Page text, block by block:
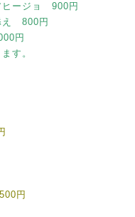
ヒージョ 900円
え 800円
円
す。
円